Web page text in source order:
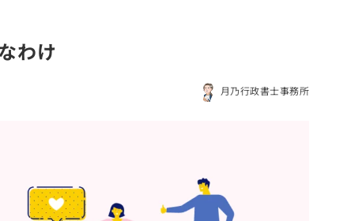
わけ
月乃行政書士事務所